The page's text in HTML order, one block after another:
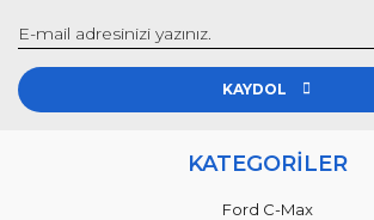
KAYDOL
KATEGORİLER
Ford C-Max